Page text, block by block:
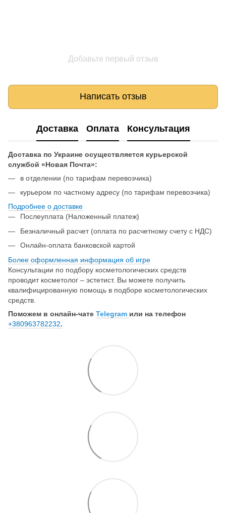
Добавьте первый отзыв
Написать отзыв
Доставка Оплата Консультация
Доставка по Украине осуществляется курьерской
службой «Новая Почта»:
в отделении (по тарифам перевозчика)
курьером по частному адресу (по тарифам перевозчика)
Подробнее о доставке
Послеуплата (Наложенный платеж)
Безналичный расчет (оплата по расчетному счету с НДС)
Онлайн-оплата банковской картой
Более оформленная информация об игре
Консультации по подбору косметологических средств
проводит косметолог – эстетист. Вы можете получить
квалифицированную помощь в подборе косметологических
средств.
Поможем в онлайн-чате Telegram или на телефон
+380963782232.